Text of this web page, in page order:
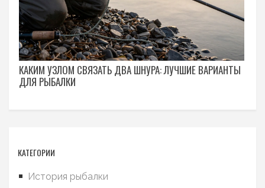
КАКИМ УЗЛОМ СВЯЗАТЬ ДВА ШНУРА: ЛУЧШИЕ ВАРИАНТЫ
ДЛЯ РЫБАЛКИ
КАТЕГОРИИ
История рыбалки